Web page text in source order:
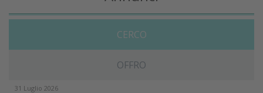
CERCO
OFFRO
31 Luglio 2026